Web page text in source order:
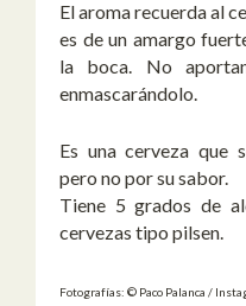
El aroma recuerda al
es de un amargo
la boca. No
enmascarándolo.
Es una cerveza que
pero no por su sabor.
Tiene 5 grados de
cervezas tipo pilsen.
Fotografías: © Paco Palanca /